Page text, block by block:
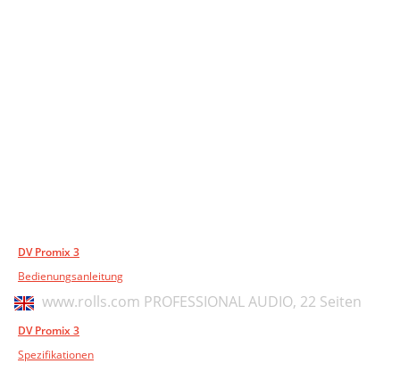
DV Promix 3
Bedienungsanleitung
www.rolls.com PROFESSIONAL AUDIO, 22 Seiten
DV Promix 3
Spezifikationen